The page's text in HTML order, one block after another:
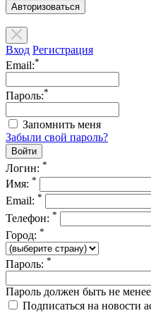
Авторизоваться
Вход Регистрация
Email:*
Пароль:*
Запомнить меня
Забыли свой пароль?
Логин: *
Имя: *
Email: *
Телефон: *
Город: *
Пароль: *
Пароль должен быть не
Подписаться на новости